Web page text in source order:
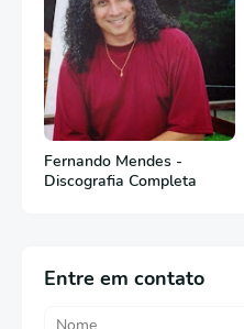
Fernando Mendes -
Discografia Completa
Entre em contato